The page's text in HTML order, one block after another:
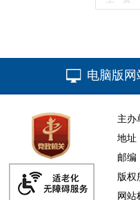
电脑版网
主办
地址
邮编
版权
网站